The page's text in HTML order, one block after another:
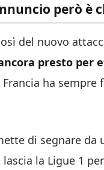
però è
del nuovo
presto per
ha sempre
di segnare da
la Ligue 1